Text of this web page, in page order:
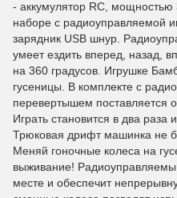
- аккумулятор RC,
наборе с радиоуправляемой
зарядник USB шнур.
умеет ездить вперед, назад,
на 360 градусов. Игрушке
гусеницы. В комплекте с
перевертышем поставляется
Играть становится в два
Трюковая дрифт машинка не
Меняй гоночные колеса на
выживание!
месте и обеспечит